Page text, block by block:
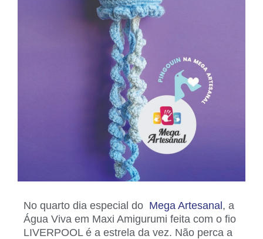
No quarto dia especial do Mega Artesanal, a
Água Viva em Maxi Amigurumi feita com o fio
LIVERPOOL é a estrela da vez. Não perca a